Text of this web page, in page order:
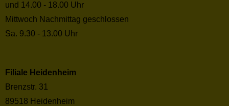
und 14.00 - 18.00 Uhr
Mittwoch Nachmittag geschlossen
Sa. 9.30 - 13.00 Uhr
Filiale Heidenheim
Brenzstr. 31
89518 Heidenheim